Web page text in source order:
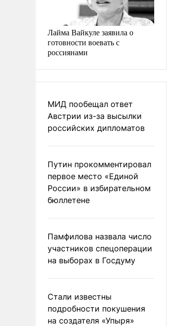
Лайма Вайкуле заявила о
готовности воевать с
россиянами
МИД пообещал ответ
Австрии из-за высылки
российских дипломатов
Путин прокомментировал
первое место «Единой
России» в избирательном
бюллетене
Памфилова назвала число
участников спецоперации
на выборах в Госдуму
Стали известны
подробности покушения
на создателя «Упыря»